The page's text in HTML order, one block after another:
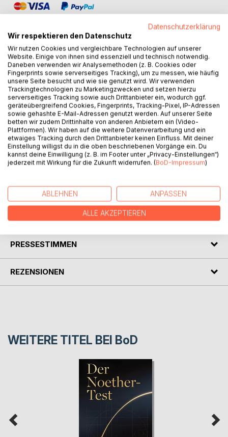
BESCHREIBUNG
Ordnung wurde bis anhin nur in bestimmten
Wissensgebieten
definiert und angewendet. In Ergänzung dazu wird hier ein
einfaches, allgemeines Modell der Ordnung beschrieben.
Es ist nachvollziehbar und sorgfältig hergeleitet, Ursachen
und Wirkungen eingeschlossen. Beispiele aus Natur,
Technik und Gesellschaft machen die Zusammenhänge
verständlich. Grundlage des Ganzen bildet ein allgemeines
Weitere Informationen unter www.nanoedition.ch
PRESSESTIMMEN
REZENSIONEN
WEITERE TITEL BEI BoD
Datenschutzerklärung
Wir respektieren den Datenschutz
Wir nutzen Cookies und vergleichbare Technologien auf unserer
Website. Einige von ihnen sind essenziell und technisch notwendig.
Daneben verwenden wir Analysemethoden (z. B. Cookies oder
Fingerprints sowie serverseitiges Tracking), um zu messen, wie häufig
unsere Seite besucht und wie sie genutzt wird. Wir verwenden
Trackingtechnologien zu Marketingzwecken und setzen hierzu
serverseitiges Tracking sowie auch Drittanbieter ein, wodurch ggf.
geräteübergreifend Cookies, Fingerprints, Tracking-Pixel, IP-Adressen
sowie gehashte E-Mail-Adressen genutzt werden. Auf unserer Seite
betten wir zudem Drittinhalte von anderen Anbietern ein (Video-
Plattformen). Wir haben auf die weitere Datenverarbeitung und ein
etwaiges Tracking durch den Drittanbieter keinen Einfluss. Mit deiner
Einstellung willigst du in die oben beschriebenen Vorgänge ein. Du
kannst deine Einwilligung (z. B. im Footer unter „Privacy-Einstellungen“)
jederzeit mit Wirkung für die Zukunft widerrufen. (BoD-Impressum)
ABLEHNEN ANPASSEN
ALLE AKZEPTIEREN